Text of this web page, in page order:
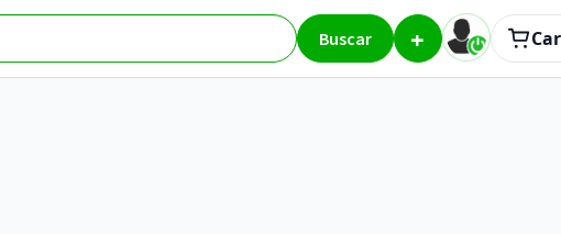
Buscar +
de audio SD USB Lenovo Thinkpad L440 OC62515 0C54883 04X4821